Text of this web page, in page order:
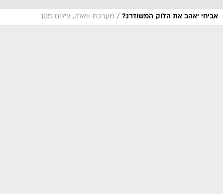
אביחי יאהב את הלוק המשודרג? / מערכת וואלה, צילום מסך